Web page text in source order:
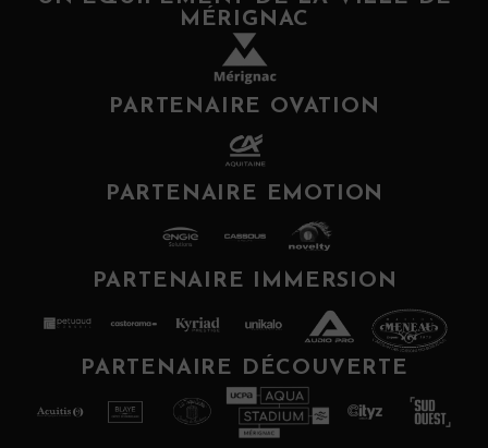
MÉRIGNAC
PARTENAIRE OVATION
PARTENAIRE EMOTION
PARTENAIRE IMMERSION
PARTENAIRE DÉCOUVERTE